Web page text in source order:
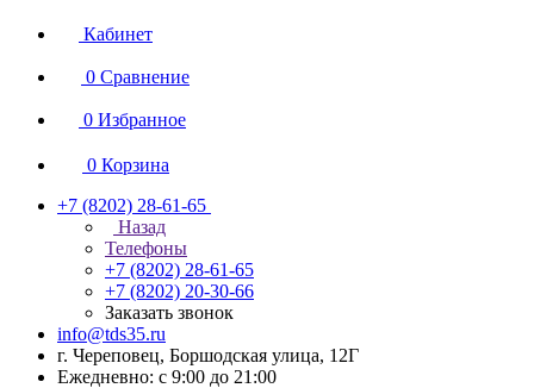
Кабинет
0 Сравнение
0 Избранное
0 Корзина
+7 (8202) 28‑61-65
Назад
Телефоны
+7 (8202) 28‑61-65
+7 (8202) 20‑30-66
Заказать звонок
info@tds35.ru
г. Череповец, Боршодская улица, 12Г
Ежедневно: с 9:00 до 21:00